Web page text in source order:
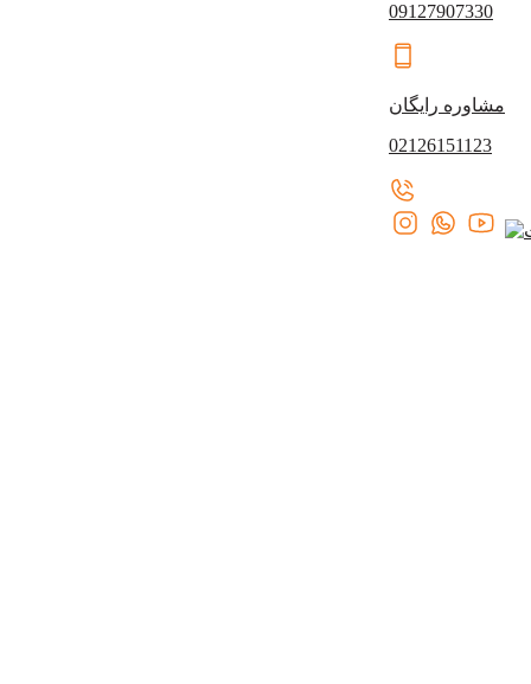
09127907330
مشاوره رایگان
02126151123